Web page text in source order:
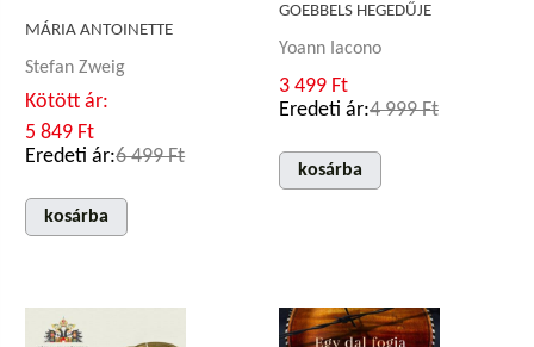
MÁRIA ANTOINETTE
Stefan Zweig
Kötött ár:
5 849 Ft
Eredeti ár:6 499 Ft
kosárba
GOEBBELS HEGEDŰJE
Yoann Iacono
3 499 Ft
Eredeti ár:4 999 Ft
kosárba